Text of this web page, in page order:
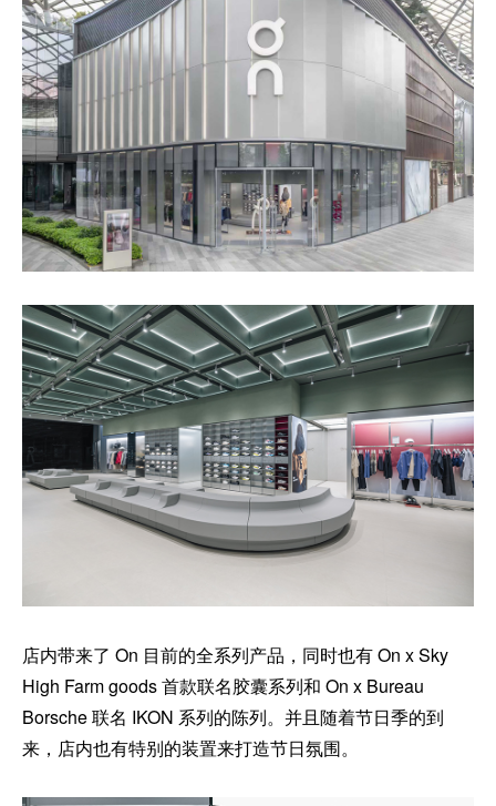
店内带来了 On 目前的全系列产品，同时也有 On x Sky
High Farm goods 首款联名胶囊系列和 On x Bureau
Borsche 联名 IKON 系列的陈列。并且随着节日季的到
来，店内也有特别的装置来打造节日氛围。